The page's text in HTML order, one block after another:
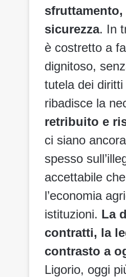
sicurezza. In
è costretto a
dignitoso,
tutela dei diritti
ribadisce la
retribuito e
ci siano
spesso
accettabile
l’economia
istituzioni. La
contratti, la
contrasto a
Ligorio, oggi